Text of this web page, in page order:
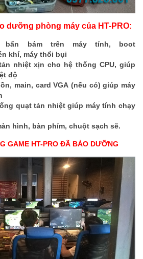
dưỡng phòng máy của HT-PRO:
bẩn bám trên máy tính, boot
khí, máy thổi bụi
nhiệt xịn cho hệ thống CPU, giúp
độ
main, card VGA (nếu có) giúp máy
quạt tản nhiệt giúp máy tính chạy
hình, bàn phím, chuột sạch sẽ.
GAME HT-PRO ĐÃ BẢO DƯỠNG